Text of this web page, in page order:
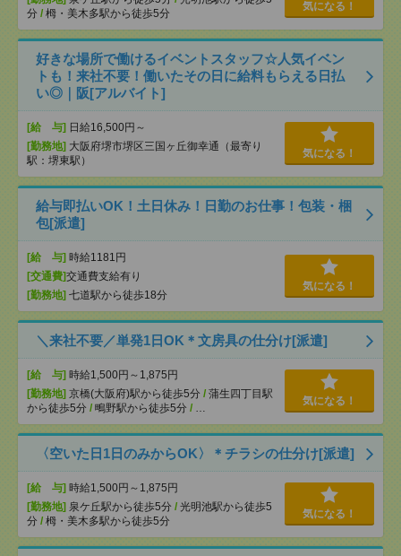
分 / 栂・美木多駅から徒歩5分
気になる！
好きな場所で働けるイベントスタッフ☆人気イベン
トも！来社不要！働いたその日に給料もらえる日払
い◎｜阪[アルバイト]
[給 与] 日給16,500円～
[勤務地] 大阪府堺市堺区三国ヶ丘御幸通（最寄り
駅：堺東駅）
気になる！
給与即払いOK！土日休み！日勤のお仕事！包装・梱
包[派遣]
[給 与] 時給1181円
[交通費]交通費支給有り
[勤務地] 七道駅から徒歩18分
気になる！
＼来社不要／単発1日OK＊文房具の仕分け[派遣]
[給 与] 時給1,500円～1,875円
[勤務地] 京橋(大阪府)駅から徒歩5分 / 蒲生四丁目駅
から徒歩5分 / 鴫野駅から徒歩5分 / …
気になる！
〈空いた日1日のみからOK〉＊チラシの仕分け[派遣]
[給 与] 時給1,500円～1,875円
[勤務地] 泉ケ丘駅から徒歩5分 / 光明池駅から徒歩5
分 / 栂・美木多駅から徒歩5分
気になる！